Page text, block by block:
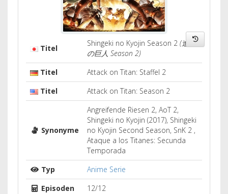
Titel
Shingeki no Kyojin Season 2 (進撃
の巨人 Season 2)
Titel
Attack on Titan: Staffel 2
Titel
Attack on Titan: Season 2
Synonyme
Angreifende Riesen 2, AoT 2,
Shingeki no Kyojin (2017), Shingeki
no Kyojin Second Season, SnK 2 ,
Ataque a los Titanes: Secunda
Temporada
Typ
Anime Serie
Episoden
12/12